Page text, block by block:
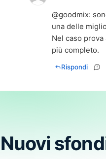
@goodmix:
una delle
Nel caso
più completo.
Rispondi
Nuovi